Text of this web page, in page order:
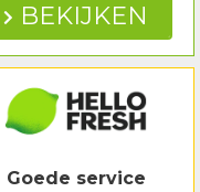
BEKIJKEN
Goede service